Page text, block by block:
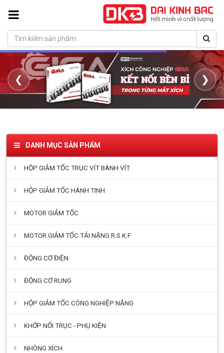
❮ ❯
DANH MỤC SẢN PHẨM
HỘP GIẢM TỐC TRỤC VÍT BÁNH VÍT
HỘP GIẢM TỐC HÀNH TINH
MOTOR GIẢM TỐC
MOTOR GIẢM TỐC TẢI NẶNG R.S.K.F
ĐỘNG CƠ ĐIỆN
ĐỘNG CƠ RUNG
HỘP GIẢM TỐC CÔNG NGHIỆP NẶNG
KHỚP NỐI TRỤC - PHỤ KIỆN
NHÔNG XÍCH